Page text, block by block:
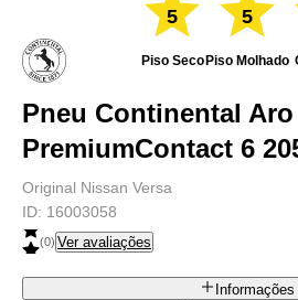
5
Piso Seco
5
Piso Molhado
Pneu Continental Aro
PremiumContact 6
Original Nissan Versa
ID: 16003058
(0) Ver avaliações
Informações